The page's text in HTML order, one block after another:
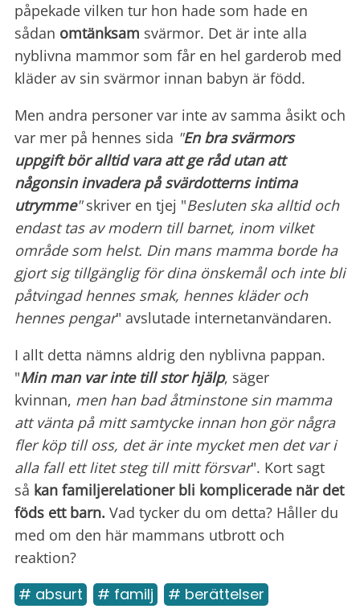
påpekade vilken tur hon hade som hade en
sådan omtänksam svärmor. Det är inte alla
nyblivna mammor som får en hel garderob med
kläder av sin svärmor innan babyn är född.
Men andra personer var inte av samma åsikt och
var mer på hennes sida "En bra svärmors
uppgift bör alltid vara att ge råd utan att
någonsin invadera på svärdotterns intima
utrymme"skriver en tjej "Besluten ska alltid och
endast tas av modern till barnet, inom vilket
område som helst. Din mans mamma borde ha
gjort sig tillgänglig för dina önskemål och inte bli
påtvingad hennes smak, hennes kläder och
hennes pengar" avslutade internetanvändaren.
I allt detta nämns aldrig den nyblivna pappan.
"Min man var inte till stor hjälp, säger
kvinnan, men han bad åtminstone sin mamma
att vänta på mitt samtycke innan hon gör några
fler köp till oss, det är inte mycket men det var i
alla fall ett litet steg till mitt försvar". Kort sagt
så kan familjerelationer bli komplicerade när det
föds ett barn. Vad tycker du om detta? Håller du
med om den här mammans utbrott och
reaktion?
# absurt # familj # berättelser